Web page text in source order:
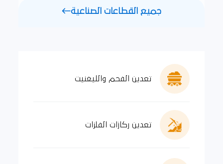
جميع القطاعات الصناعية
تعدين الفحم والليغنيت
تعدين ركازات الفلزات